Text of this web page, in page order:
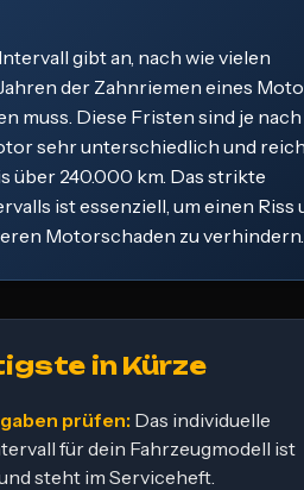
gibt an, nach wie vielen
der Zahnriemen eines
muss. Diese Fristen sind je nach
sehr unterschiedlich und
über 240.000 km. Das strikte
ist essenziell, um einen Riss
Motorschaden zu verhindern.
in Kürze
prüfen: Das individuelle
für dein Fahrzeugmodell ist
steht im Serviceheft.